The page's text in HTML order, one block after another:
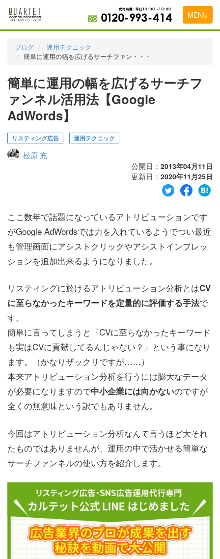
MENU
料金表
実績・お客様の声
初めて導入をお考えの方
代理店の乗り換えをお考えの方
広告代理店・HP制作会社様へ
お申し込みから運用開始までの流れ
ブログ
運用テクニック
簡単に運用の幅を広げるサーチファン・・・
簡単に運用の幅を広げるサーチフ
ァンネル活用法【Google
AdWords】
リスティング広告 運用テクニック
松原 充
公開日： 2013年04月11日
更新日： 2020年11月25日
ここ数年で話題になっているアトリビューションです
がGoogle AdWordsでは力を入れているようでつい最近
も管理画面にアシストクリックやアシストインプレッ
ションを追加出来るようになりました。
リスティングに於けるアトリビューション分析とはCV
に至らなかったキーワードを定量的に評価する手法で
す。
簡単に言ってしまうと『CVに至らなかったキーワード
も実はCVに貢献してるんじゃない？』という事になり
ます。（かなりザックリですが……）
本来アトリビューション分析を行うには膨大なデータ
が必要になりますので中小企業には向かないのですが
全くの無意味という訳でもありません。
今回はアトリビューション分析なんて言うほど大それ
たものではありませんが、運用の中で活かせる簡単な
サーチファンネルの使い方を紹介します。